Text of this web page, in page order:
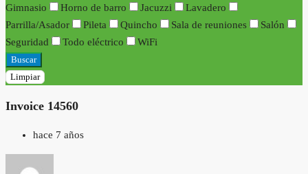
Gimnasio
Horno de barro Jacuzzi
Lavadero
Parrilla/Asador
Pileta Quincho Sala de reuniones
Salón
Seguridad
Todo eléctrico WiFi
Buscar
Limpiar
Invoice 14560
hace 7 años